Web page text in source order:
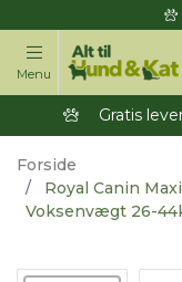
Menu
Gratis
Forside
Royal Canin
Voksenvægt 26-